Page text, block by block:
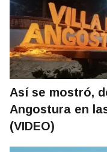
Así se mostró,
Angostura en
(VIDEO)